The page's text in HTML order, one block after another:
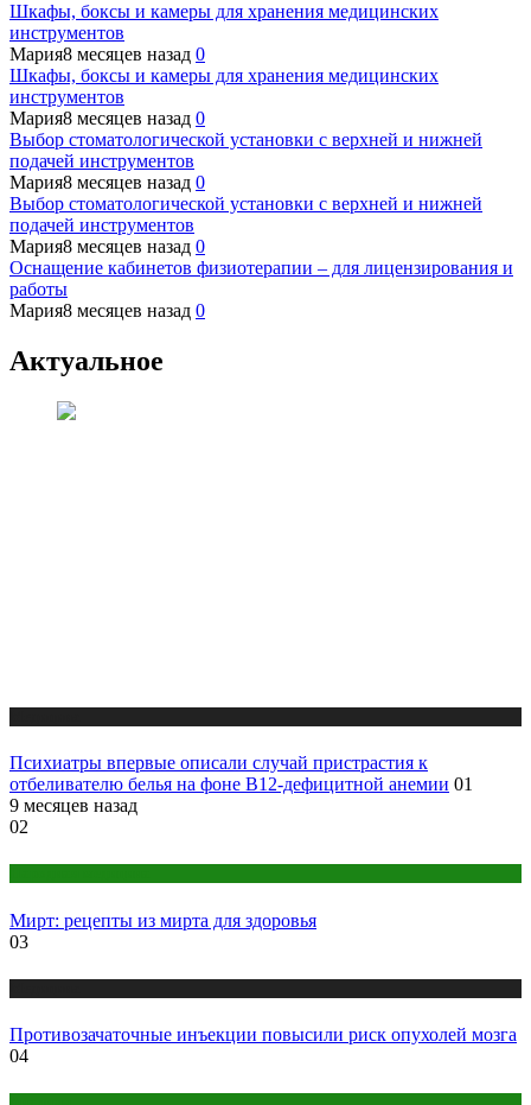
Шкафы, боксы и камеры для хранения медицинских
инструментов
Мария8 месяцев назад 0
Шкафы, боксы и камеры для хранения медицинских
инструментов
Мария8 месяцев назад 0
Выбор стоматологической установки с верхней и нижней
подачей инструментов
Мария8 месяцев назад 0
Выбор стоматологической установки с верхней и нижней
подачей инструментов
Мария8 месяцев назад 0
Оснащение кабинетов физиотерапии – для лицензирования и
работы
Мария8 месяцев назад 0
Актуальное
Психиатры впервые описали случай пристрастия к
отбеливателю белья на фоне В12-дефицитной анемии 01
9 месяцев назад
02
Мирт: рецепты из мирта для здоровья
03
Противозачаточные инъекции повысили риск опухолей мозга
04